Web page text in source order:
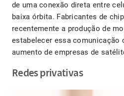
de uma conexão direta entre
baixa órbita. Fabricantes de
recentemente a produção de
estabelecer essa comunicação
aumento de empresas de
Redes privativas